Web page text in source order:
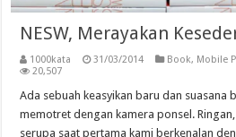
NESW, Merayakan
1000kata 31/03/2014 Book, Mobile
20,507
Ada sebuah keasyikan baru dan suasana
memotret dengan kamera ponsel.
serupa saat pertama kami berkenalan